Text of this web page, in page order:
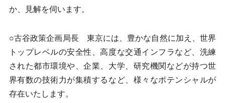
か、見解を伺います。
○古谷政策企画局長 東京には、豊かな自然に加え、世界
トップレベルの安全性、高度な交通インフラなど、洗練
された都市環境や、企業、大学、研究機関などが持つ世
界有数の技術力が集積するなど、様々なポテンシャルが
存在いたします。